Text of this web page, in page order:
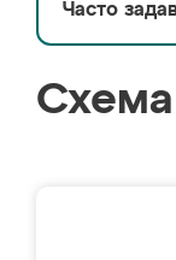
Часто